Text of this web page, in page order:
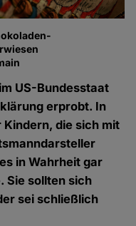
US-Bundesstaat
erprobt. In
die sich mit
in Wahrheit gar
Sie sollten sich
sei schließlich